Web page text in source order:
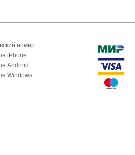
номер
iPhone
Android
Windows